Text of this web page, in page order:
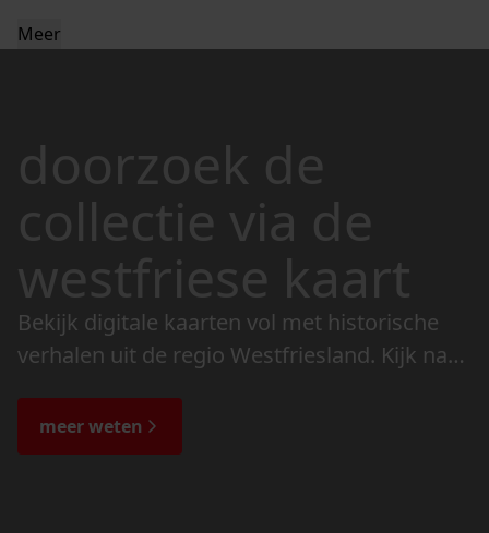
Meer
doorzoek de
collectie via de
westfriese kaart
Bekijk digitale kaarten vol met historische
verhalen uit de regio Westfriesland. Kijk naar
de bijzondere verhalen.
meer weten